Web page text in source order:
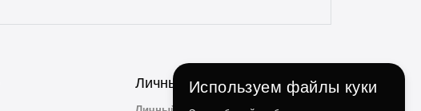
Личный КабинетИспользуем файлы куки